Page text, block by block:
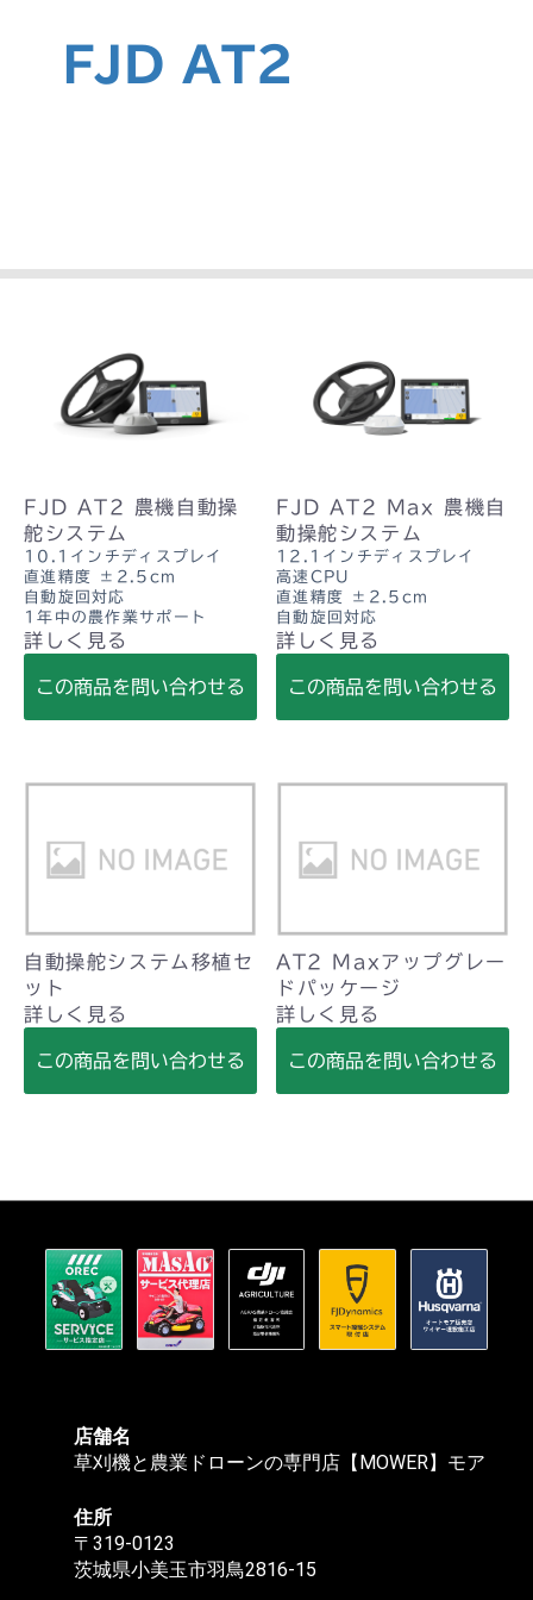
FJD AT2
FJD AT2 農機自動操
舵システム
10.1インチディスプレイ
直進精度 ±2.5cm
自動旋回対応
1年中の農作業サポート
詳しく見る
この商品を問い合わせる
FJD AT2 Max 農機自
動操舵システム
12.1インチディスプレイ
高速CPU
直進精度 ±2.5cm
自動旋回対応
詳しく見る
この商品を問い合わせる
自動操舵システム移植セ
ット
詳しく見る
この商品を問い合わせる
AT2 Maxアップグレー
ドパッケージ
詳しく見る
この商品を問い合わせる
店舗名
草刈機と農業ドローンの専門店【MOWER】モア
住所
〒319-0123
茨城県小美玉市羽鳥2816-15